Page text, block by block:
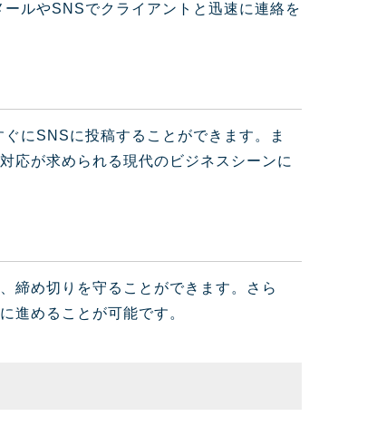
ルやSNSでクライアントと迅速に連絡を
にSNSに投稿することができます。ま
応が求められる現代のビジネスシーンに
締め切りを守ることができます。さら
進めることが可能です。